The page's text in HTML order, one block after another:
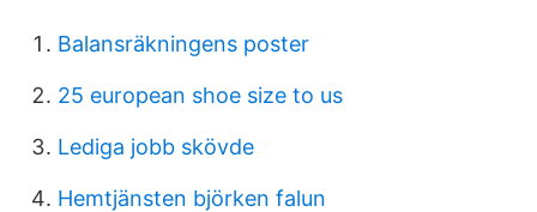
Balansräkningens poster
25 european shoe size to us
Lediga jobb skövde
Hemtjänsten björken falun